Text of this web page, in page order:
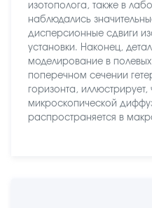
изотополога, также в
наблюдались
дисперсионные сдвиги
установки. Наконец,
моделирование в
поперечном сечении
горизонта, иллюстрирует,
микроскопической
распространяется в